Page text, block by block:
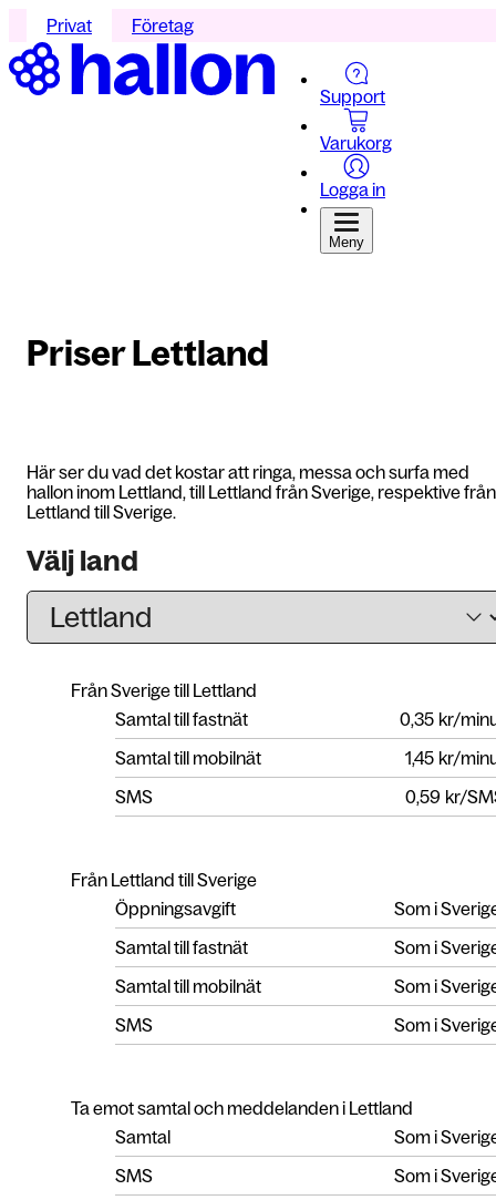
Privat Företag
Support
Varukorg
Logga in
Meny
Priser Lettland
Här ser du vad det kostar att ringa, messa och surfa med
hallon inom Lettland, till Lettland från Sverige, respektive från
Lettland till Sverige.
Välj land
Från Sverige till Lettland
Samtal till fastnät
0,35 kr/
Samtal till mobilnät
1,45 kr/
SMS
0,59 kr/
Från Lettland till Sverige
Öppningsavgift
Som i
Samtal till fastnät
Som i
Samtal till mobilnät
Som i
SMS
Som i
Ta emot samtal och meddelanden i Lettland
Samtal
Som i
SMS
Som i